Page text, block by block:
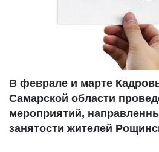
В феврале и марте
Самарской области
мероприятий,
занятости жителей